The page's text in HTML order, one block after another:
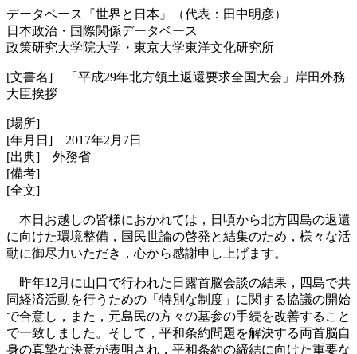
データベース『世界と日本』（代表：田中明彦）
日本政治・国際関係データベース
政策研究大学院大学・東京大学東洋文化研究所
[文書名] 「平成29年北方領土返還要求全国大会」岸田外務
大臣挨拶
[場所]
[年月日] 2017年2月7日
[出典] 外務省
[備考]
[全文]
本日お越しの皆様におかれては，日頃から北方四島の返還
に向けた環境整備，国民世論の啓発と結集のため，様々な活
動に御尽力いただき，心から感謝申し上げます。
昨年12月に山口で行われた日露首脳会談の結果，四島で共
同経済活動を行うための「特別な制度」に関する協議の開始
で合意し，また，元島民の方々の墓参の手続を改善すること
で一致しました。そして，平和条約問題を解決する両首脳自
身の真摯な決意が表明され，平和条約の締結に向けた重要な